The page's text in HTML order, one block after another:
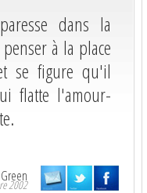
dans la
à la place
se figure qu'il
flatte l'amour-
2002